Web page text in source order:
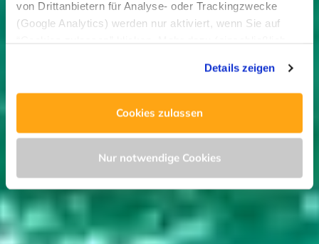
von Drittanbietern für Analyse- oder Trackingzwecke
(Google Analytics) werden nur aktiviert, wenn Sie auf
Datenschutzerklärung—
Impressum.
Details zeigen
Cookies zulassen
Nur notwendige Cookies